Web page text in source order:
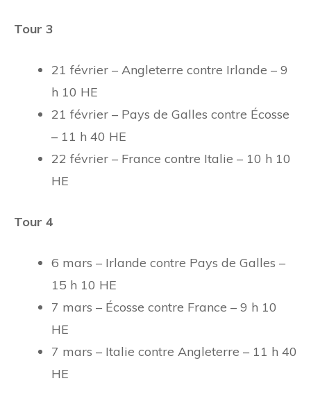
Tour 3
21 février – Angleterre contre Irlande – 9
h 10 HE
21 février – Pays de Galles contre Écosse
– 11 h 40 HE
22 février – France contre Italie – 10 h 10
HE
Tour 4
6 mars – Irlande contre Pays de Galles –
15 h 10 HE
7 mars – Écosse contre France – 9 h 10
HE
7 mars – Italie contre Angleterre – 11 h 40
HE